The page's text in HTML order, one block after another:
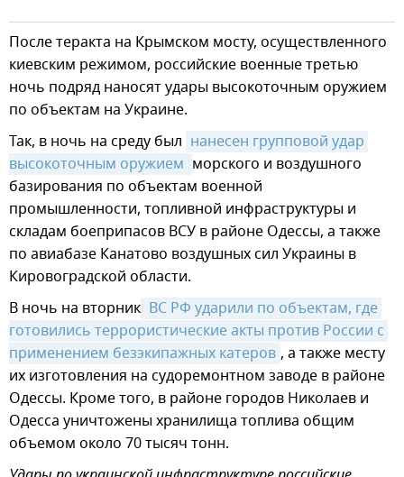
После теракта на Крымском мосту, осуществленного
киевским режимом, российские военные третью
ночь подряд наносят удары высокоточным оружием
по объектам на Украине.
Так, в ночь на среду был нанесен групповой удар
высокоточным оружием морского и воздушного
базирования по объектам военной
промышленности, топливной инфраструктуры и
складам боеприпасов ВСУ в районе Одессы, а также
по авиабазе Канатово воздушных сил Украины в
Кировоградской области.
В ночь на вторник ВС РФ ударили по объектам, где
готовились террористические акты против России с
применением безэкипажных катеров , а также месту
их изготовления на судоремонтном заводе в районе
Одессы. Кроме того, в районе городов Николаев и
Одесса уничтожены хранилища топлива общим
объемом около 70 тысяч тонн.